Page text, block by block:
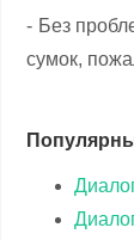
- Без
сумок,